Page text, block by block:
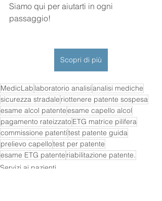
Siamo qui per aiutarti in ogni
passaggio!
Scopri di più
MedicLab laboratorio analisianalisi mediche
sicurezza stradale riottenere patente sospesa
esame alcol patenteesame capello alcol
pagamento rateizzatoETG matrice pilifera
commissione patentitest patente guida
prelievo capellotest per patente
esame ETG patente riabilitazione patente.
Servizi ai pazienti